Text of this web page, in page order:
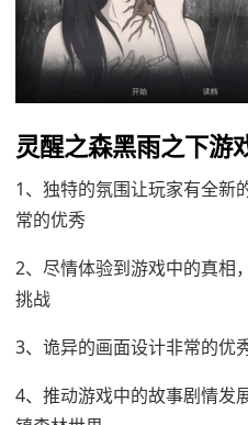
灵醒之森黑雨之下游
1、独特的氛围让玩家有全新
常的优秀
2、尽情体验到游戏中的真相
挑战
3、诡异的画面设计非常的优
4、推动游戏中的故事剧情发